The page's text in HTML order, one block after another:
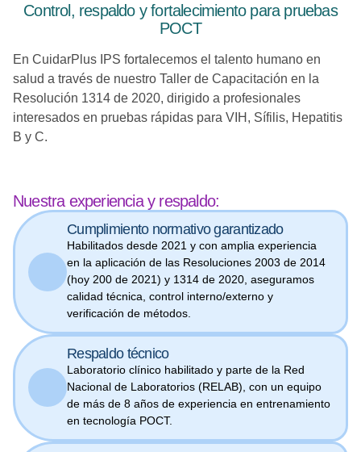
Control, respaldo y fortalecimiento para pruebas
POCT
En CuidarPlus IPS fortalecemos el talento humano en
salud a través de nuestro Taller de Capacitación en la
Resolución 1314 de 2020, dirigido a profesionales
interesados en pruebas rápidas para VIH, Sífilis, Hepatitis
B y C.
Nuestra experiencia y respaldo:
Cumplimiento normativo garantizado
Habilitados desde 2021 y con amplia experiencia
en la aplicación de las Resoluciones 2003 de 2014
(hoy 200 de 2021) y 1314 de 2020, aseguramos
calidad técnica, control interno/externo y
verificación de métodos.
Respaldo técnico
Laboratorio clínico habilitado y parte de la Red
Nacional de Laboratorios (RELAB), con un equipo
de más de 8 años de experiencia en entrenamiento
en tecnología POCT.